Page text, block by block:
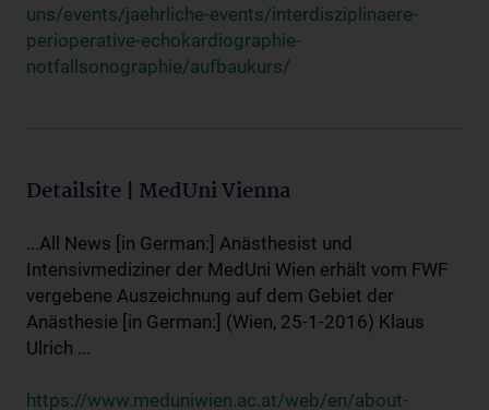
uns/events/jaehrliche-events/interdisziplinaere-
perioperative-echokardiographie-
notfallsonographie/aufbaukurs/
Detailsite | MedUni Vienna
...All News [in German:] Anästhesist und
Intensivmediziner der MedUni Wien erhält vom FWF
vergebene Auszeichnung auf dem Gebiet der
Anästhesie [in German:] (Wien, 25-1-2016) Klaus
Ulrich ...
https://www.meduniwien.ac.at/web/en/about-